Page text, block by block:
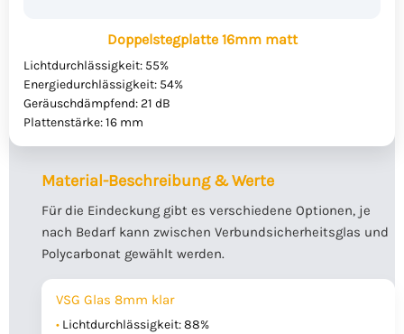
Doppelstegplatte 16mm matt
Lichtdurchlässigkeit: 55%
Energiedurchlässigkeit: 54%
Geräuschdämpfend: 21 dB
Plattenstärke: 16 mm
Material-Beschreibung & Werte
Für die Eindeckung gibt es verschiedene Optionen, je
nach Bedarf kann zwischen Verbundsicherheitsglas und
Polycarbonat gewählt werden.
VSG Glas 8mm klar
Lichtdurchlässigkeit: 88%